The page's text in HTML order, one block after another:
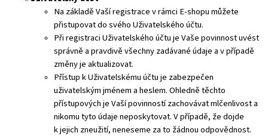
Na základě Vaší registrace v rámci E-shopu můžete
přistupovat do svého Uživatelského účtu.
Při registraci Uživatelského účtu je Vaše povinnost uvést
správně a pravdivě všechny zadávané údaje a v případě
změny je aktualizovat.
Přístup k Uživatelskému účtu je zabezpečen
uživatelským jménem a heslem. Ohledně těchto
přístupových je Vaší povinností zachovávat mlčenlivost a
nikomu tyto údaje neposkytovat. V případě, že dojde
k jejich zneužití, neneseme za to žádnou odpovědnost.